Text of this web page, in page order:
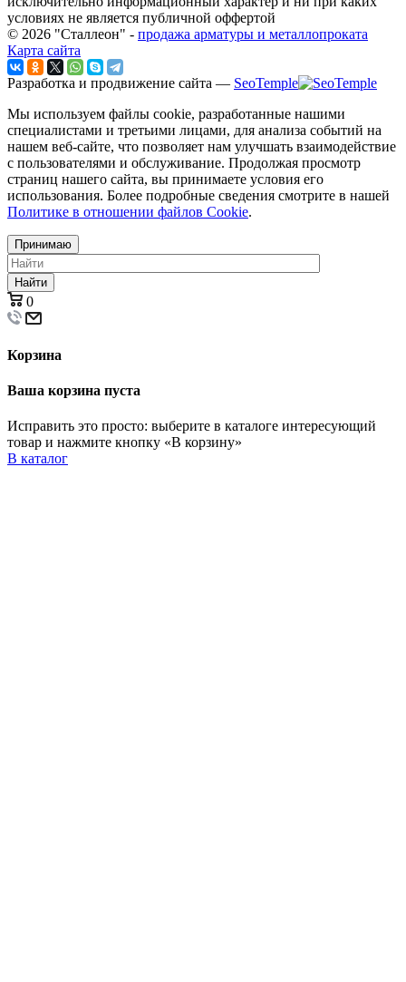
условиях не является публичной оффертой
© 2026 "Сталлеон" - продажа арматуры и металлопроката
Карта сайта
Разработка и продвижение сайта — SeoTemple
Мы используем файлы cookie, разработанные нашими
специалистами и третьими лицами, для анализа событий на
нашем веб-сайте, что позволяет нам улучшать взаимодействие
с пользователями и обслуживание. Продолжая просмотр
страниц нашего сайта, вы принимаете условия его
использования. Более подробные сведения смотрите в нашей
Политике в отношении файлов Cookie.
Принимаю
Найти
0
Корзина
Ваша корзина пуста
Исправить это просто: выберите в каталоге интересующий
товар и нажмите кнопку «В корзину»
В каталог